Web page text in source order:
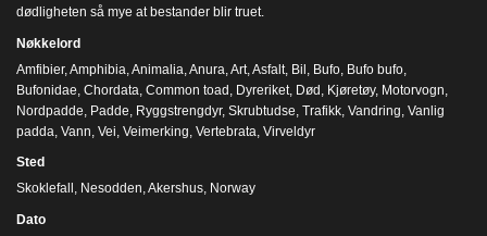
dødligheten så mye at bestander blir truet.
Nøkkelord
Amfibier, Amphibia Animalia Anura Art Asfalt Bil Bufo Bufo bufo
Bufonidae Chordata Common toad Dyreriket Død Kjøretøy, Motorvogn
Nordpadde Padde Ryggstrengdyr, Skrubtudse Trafikk Vandring Vanlig
padda Vann Vei Veimerking Vertebrata Virveldyr
Sted
Skoklefall, Nesodden, Akershus, Norway
Dato